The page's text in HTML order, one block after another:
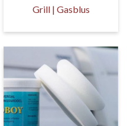
Grill | Gasblus